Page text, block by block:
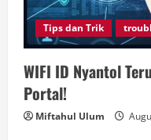
Tips dan Trik
WIFI ID Nyantol
Portal!
Miftahul Ulum